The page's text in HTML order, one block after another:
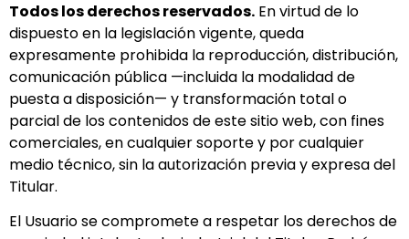
Todos los derechos reservados. En virtud de lo
dispuesto en la legislación vigente, queda
expresamente prohibida la reproducción, distribución,
comunicación pública —incluida la modalidad de
puesta a disposición— y transformación total o
parcial de los contenidos de este sitio web, con fines
comerciales, en cualquier soporte y por cualquier
medio técnico, sin la autorización previa y expresa del
Titular.
El Usuario se compromete a respetar los derechos de